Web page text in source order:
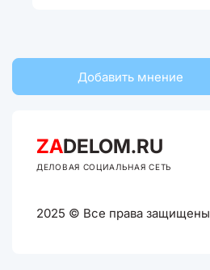
Добавить мнение
ZADELOM.RU
ДЕЛОВАЯ СОЦИАЛЬНАЯ СЕТЬ
2025 © Все права защищены